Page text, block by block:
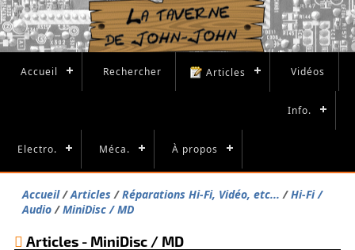
Accueil Rechercher Articles Vidéos
Info.
Electro. Méca. À propos
Accueil Articles Réparations Hi-Fi, Vidéo, etc...
Hi-Fi /
Audio
MiniDisc / MD
Articles - MiniDisc / MD